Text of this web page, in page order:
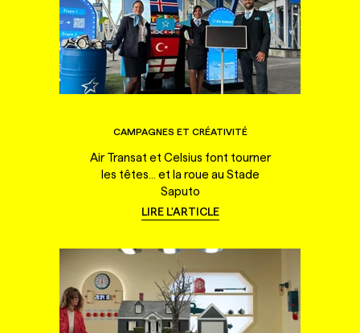
CAMPAGNES ET CRÉATIVITÉ
Air Transat et Celsius font tourner
les têtes... et la roue au Stade
Saputo
LIRE L'ARTICLE